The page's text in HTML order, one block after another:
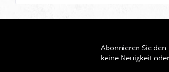
Abonnieren Sie
keine Neuigkeit